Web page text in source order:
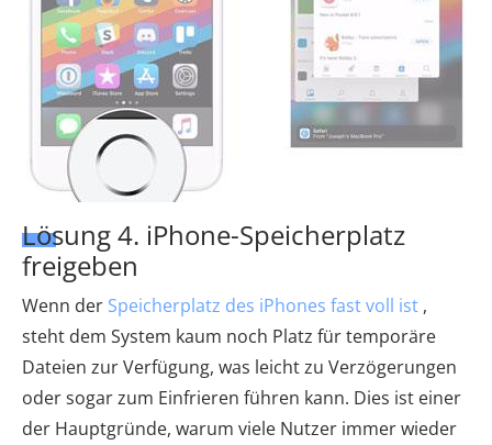
Lösung 4. iPhone-Speicherplatz
freigeben
Wenn der Speicherplatz des iPhones fast voll ist ,
steht dem System kaum noch Platz für temporäre
Dateien zur Verfügung, was leicht zu Verzögerungen
oder sogar zum Einfrieren führen kann. Dies ist einer
der Hauptgründe, warum viele Nutzer immer wieder